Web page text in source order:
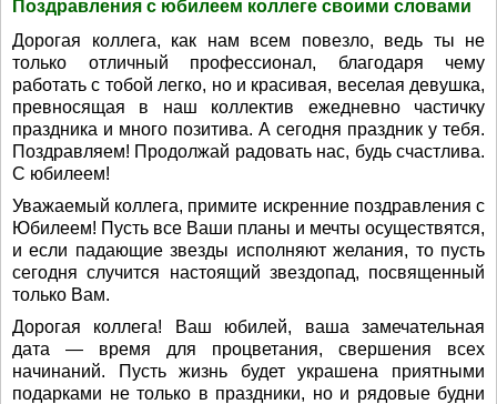
Поздравления с юбилеем коллеге своими словами
Дорогая коллега, как нам всем повезло, ведь ты не
только отличный профессионал, благодаря чему
работать с тобой легко, но и красивая, веселая девушка,
превносящая в наш коллектив ежедневно частичку
праздника и много позитива. А сегодня праздник у тебя.
Поздравляем! Продолжай радовать нас, будь счастлива.
С юбилеем!
Уважаемый коллега, примите искренние поздравления с
Юбилеем! Пусть все Ваши планы и мечты осуществятся,
и если падающие звезды исполняют желания, то пусть
сегодня случится настоящий звездопад, посвященный
только Вам.
Дорогая коллега! Ваш юбилей, ваша замечательная
дата — время для процветания, свершения всех
начинаний. Пусть жизнь будет украшена приятными
подарками не только в праздники, но и рядовые будни